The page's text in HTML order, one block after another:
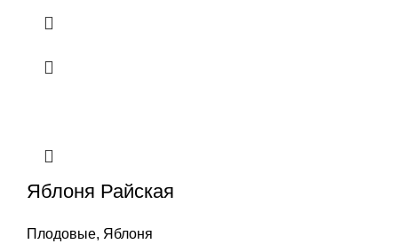
Яблоня Райская
Плодовые, Яблоня